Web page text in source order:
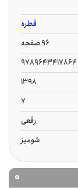
قطره
96 صفحه
9789643417864
1398
7
رقعی
شومیز
0